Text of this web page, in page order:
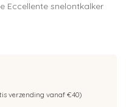
Eccellente snelontkalker
verzending vanaf €40)